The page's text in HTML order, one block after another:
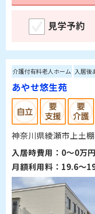
見学予約
介護付有料老人ホーム 入居後
あやせ悠生苑
神奈川県綾瀬市上土
入居時費用： 0～0万円
月額利用料： 19.6～